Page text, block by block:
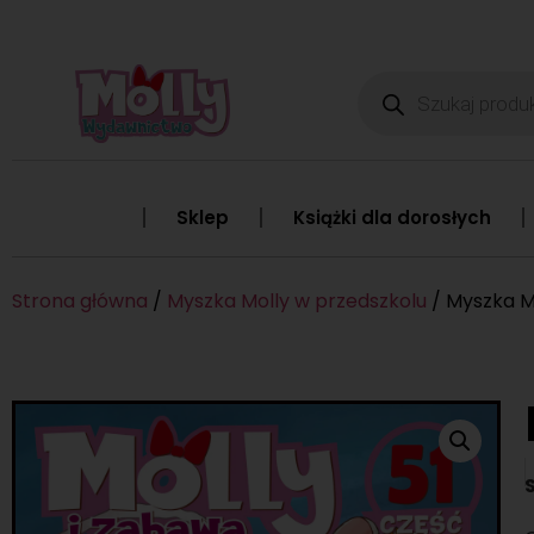
Sklep Książki dla dorosłych
Strona główna / Myszka Molly w przedszkolu / Myszka